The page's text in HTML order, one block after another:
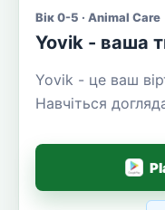
Вік 0-5 · Animal Care
Yovik - ваша
Yovik - це ваш
Навчіться